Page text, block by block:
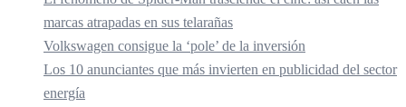
marcas atrapadas en sus telarañas
Volkswagen consigue la ‘pole’ de la inversión
Los 10 anunciantes que más invierten en publicidad del sector
energía